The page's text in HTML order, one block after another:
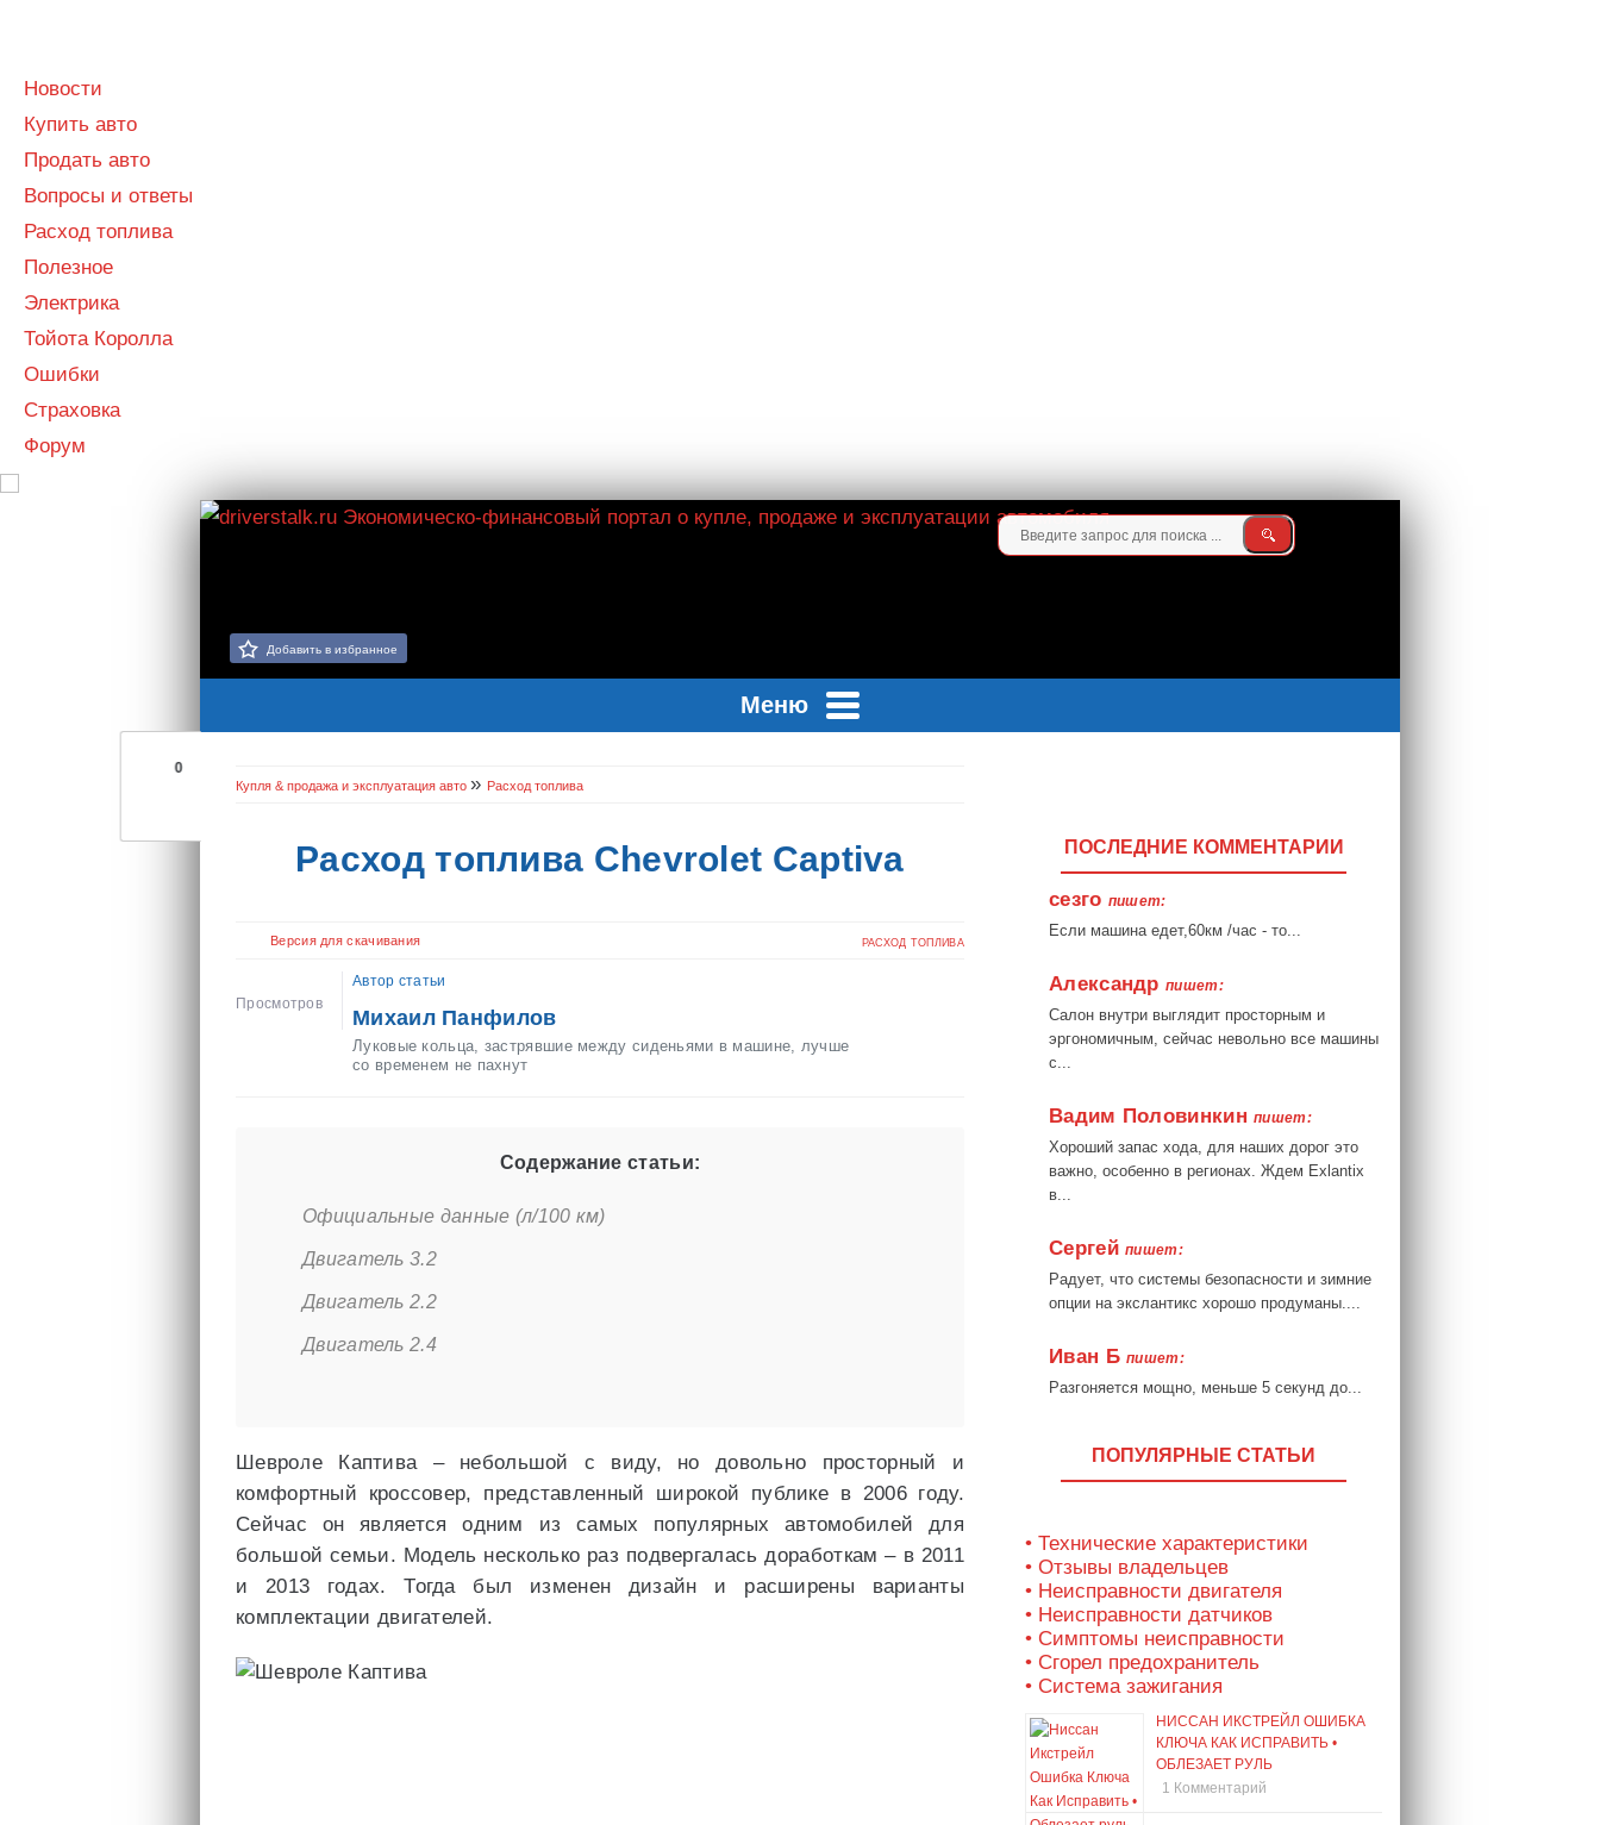
Новости
Купить авто
Продать авто
Вопросы и ответы
Расход топлива
Полезное
Электрика
Тойота Королла
Ошибки
Страховка
Форум
Добавить в избранное
Меню
0
Купля & продажа и эксплуатация авто » Расход топлива
Расход топлива Chevrolet Captiva
Версия для скачивания РАСХОД ТОПЛИВА
Просмотров
Автор статьи
Михаил Панфилов
Луковые кольца, застрявшие между сиденьями в машине, лучше
со временем не пахнут
Содержание статьи:
Официальные данные (л/100 км)
Двигатель 3.2
Двигатель 2.2
Двигатель 2.4
Шевроле Каптива – небольшой с виду, но довольно просторный и
комфортный кроссовер, представленный широкой публике в 2006 году.
Сейчас он является одним из самых популярных автомобилей для
большой семьи. Модель несколько раз подвергалась доработкам – в 2011
и 2013 годах. Тогда был изменен дизайн и расширены варианты
комплектации двигателей.
ПОСЛЕДНИЕ КОММЕНТАРИИ
сезго пишет:
Если машина едет,60км /час - то...
Александр пишет:
Салон внутри выглядит просторным и
эргономичным, сейчас невольно все машины
с...
Вадим Половинкинпишет:
Хороший запас хода, для наших дорог это
важно, особенно в регионах. Ждем Exlantix
в...
Сергейпишет:
Радует, что системы безопасности и зимние
опции на экслантикс хорошо продуманы....
Иван Бпишет:
Разгоняется мощно, меньше 5 секунд до...
ПОПУЛЯРНЫЕ СТАТЬИ
• Технические характеристики
• Отзывы владельцев
• Неисправности двигателя
• Неисправности датчиков
• Симптомы неисправности
• Сгорел предохранитель
• Система зажигания
НИССАН ИКСТРЕЙЛ ОШИБКА
КЛЮЧА КАК ИСПРАВИТЬ •
ОБЛЕЗАЕТ РУЛЬ
1 Комментарий